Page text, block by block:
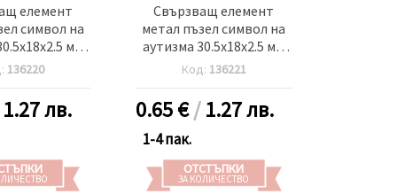
елемент
символ на
мм
- 10 броя
136220
1.27 лв.
Свързващ елемент
метал пъзел символ на
аутизма 30.5x18x2.5 мм
сребро - 10 броя
Код: 136221
0.65€/1.27 лв.
1-4 пак.
ОТСТЪПКИ
ЗА КОЛИЧЕСТВО